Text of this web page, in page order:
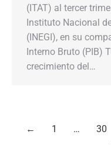
(ITAT) al tercer
Instituto Nacional
(INEGI), en su
Interno Bruto (PIB)
crecimiento del…
← 1 … 30